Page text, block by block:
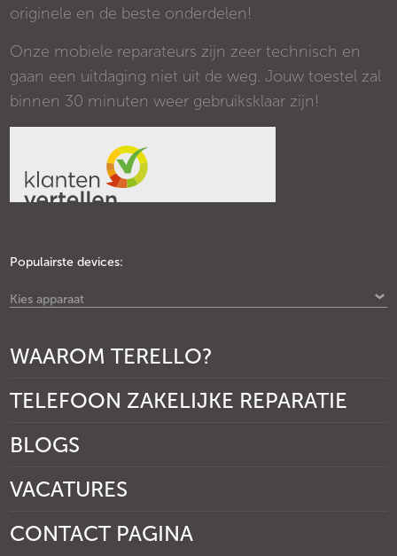
originele en de beste onderdelen!
Onze mobiele reparateurs zijn zeer technisch en
gaan een uitdaging niet uit de weg. Jouw toestel zal
binnen 30 minuten weer gebruiksklaar zijn!
Populairste devices:
Kies apparaat
WAAROM TERELLO?
TELEFOON ZAKELIJKE REPARATIE
BLOGS
VACATURES
CONTACT PAGINA